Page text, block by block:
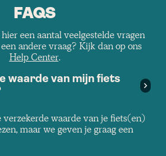
FAQS
een aantal veelgestelde vragen
andere vraag? Kijk dan op ons
Help Center.
waarde van mijn fiets
verzekerde waarde van je fiets(en)
maar we geven je graag een